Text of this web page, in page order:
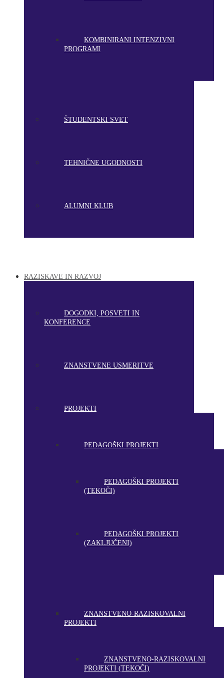
KOMBINIRANI INTENZIVNI
PROGRAMI
ŠTUDENTSKI SVET
TEHNIČNE UGODNOSTI
ALUMNI KLUB
RAZISKAVE IN RAZVOJ
DOGODKI, POSVETI IN
KONFERENCE
ZNANSTVENE USMERITVE
PROJEKTI
PEDAGOŠKI PROJEKTI
PEDAGOŠKI PROJEKTI
(TEKOČI)
PEDAGOŠKI PROJEKTI
(ZAKLJUČENI)
ZNANSTVENO-RAZISKOVALNI
PROJEKTI
ZNANSTVENO-RAZISKOVALNI
PROJEKTI (TEKOČI)